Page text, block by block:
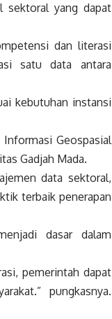
sektoral yang dapat
dan literasi
satu data antara
kebutuhan instansi
Informasi Geospasial
Gadjah Mada.
data sektoral,
terbaik penerapan
dasar dalam
pemerintah dapat
pungkasnya.